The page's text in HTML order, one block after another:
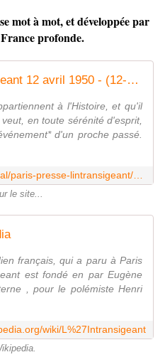
mot à mot, et développée par
profonde.
Paris-presse, L'Intransigeant 12 avril 1950 - (12-apr-1950)
à l'Histoire, et qu'il
en toute sérénité d'esprit,
d'un proche passé.
le site...
français, qui a paru à Paris
est fondé en par Eugène
, pour le polémiste Henri
wiki/L%27Intransigeant